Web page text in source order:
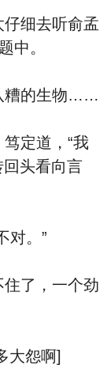
细去听俞孟
中。
糟的生物……
定道，“我
回头看向言
。”
了，一个劲
怨啊]